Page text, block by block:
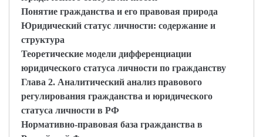
Понятие гражданства и его правовая природа
Юридический статус личности: содержание и
структура
Теоретические модели дифференциации
юридического статуса личности по гражданству
Глава 2. Аналитический анализ правового
регулирования гражданства и юридического
статуса личности в РФ
Нормативно-правовая база гражданства в